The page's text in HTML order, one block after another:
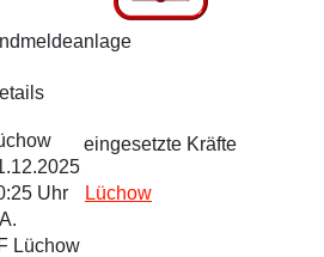
Uhr
Lüchow
eingesetzte Kräfte
Lüchow